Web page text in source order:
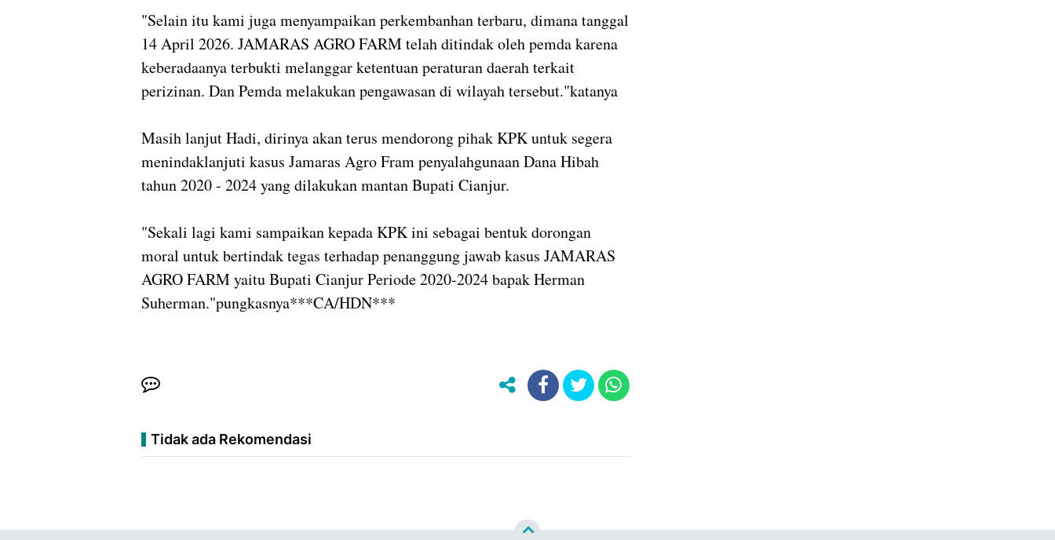
"Selain itu kami juga menyampaikan perkembanhan terbaru, dimana tanggal
14 April 2026. JAMARAS AGRO FARM telah ditindak oleh pemda karena
keberadaanya terbukti melanggar ketentuan peraturan daerah terkait
perizinan. Dan Pemda melakukan pengawasan di wilayah tersebut."katanya
Masih lanjut Hadi, dirinya akan terus mendorong pihak KPK untuk segera
menindaklanjuti kasus Jamaras Agro Fram penyalahgunaan Dana Hibah
tahun 2020 - 2024 yang dilakukan mantan Bupati Cianjur.
"Sekali lagi kami sampaikan kepada KPK ini sebagai bentuk dorongan
moral untuk bertindak tegas terhadap penanggung jawab kasus JAMARAS
AGRO FARM yaitu Bupati Cianjur Periode 2020-2024 bapak Herman
Suherman."pungkasnya***CA/HDN***
Tidak ada Rekomendasi